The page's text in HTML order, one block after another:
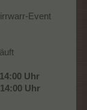
Event
Uhr
Uhr